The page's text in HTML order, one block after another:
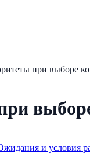
при выборе
и условия